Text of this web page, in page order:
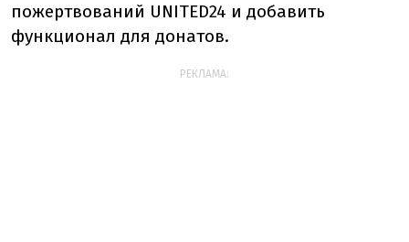
пожертвований UNITED24 и добавить
функционал для донатов.
РЕКЛАМА: